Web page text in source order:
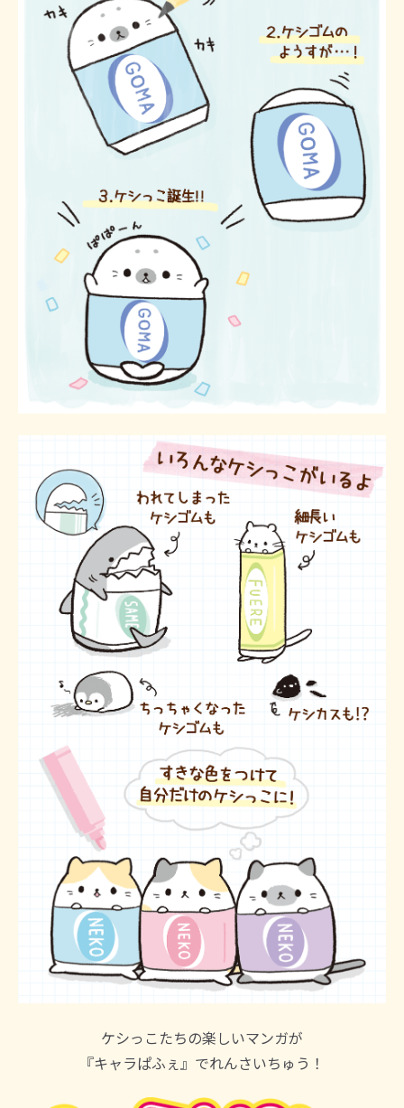
ケシっこたちの楽しいマンガが
『キャラぱふぇ』でれんさいちゅう！